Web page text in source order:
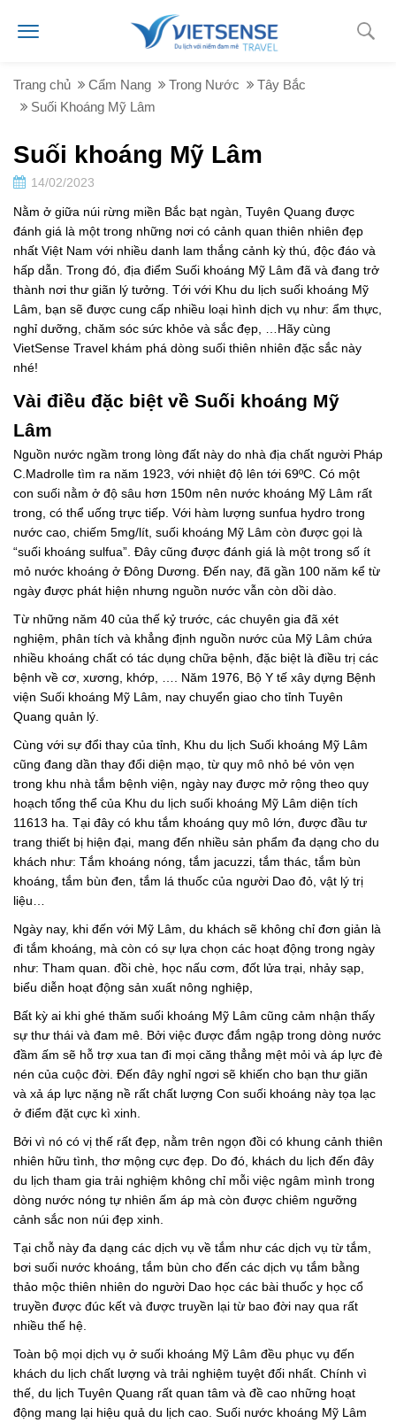
Trang chủ Cẩm Nang Trong Nước
Tây Bắc
Suối Khoáng Mỹ Lâm
Suối khoáng Mỹ Lâm
14/02/2023
Nằm ở giữa núi rừng miền Bắc bạt ngàn, Tuyên Quang được
đánh giá là một trong những nơi có cảnh quan thiên nhiên đẹp
nhất Việt Nam với nhiều danh lam thắng cảnh kỳ thú, độc đáo và
hấp dẫn. Trong đó, địa điểm Suối khoáng Mỹ Lâm đã và đang trở
thành nơi thư giãn lý tưởng. Tới với Khu du lịch suối khoáng Mỹ
Lâm, bạn sẽ được cung cấp nhiều loại hình dịch vụ như: ẩm thực,
nghỉ dưỡng, chăm sóc sức khỏe và sắc đẹp, …Hãy cùng
VietSense Travel khám phá dòng suối thiên nhiên đặc sắc này
nhé!
Vài điều đặc biệt về Suối khoáng Mỹ
Lâm
Nguồn nước ngầm trong lòng đất này do nhà địa chất người Pháp
C.Madrolle tìm ra năm 1923, với nhiệt độ lên tới 69ºC. Có một
con suối nằm ở độ sâu hơn 150m nên nước khoáng Mỹ Lâm rất
trong, có thể uống trực tiếp. Với hàm lượng sunfua hydro trong
nước cao, chiếm 5mg/lít, suối khoáng Mỹ Lâm còn được gọi là
“suối khoáng sulfua”. Đây cũng được đánh giá là một trong số ít
mỏ nước khoáng ở Đông Dương. Đến nay, đã gần 100 năm kể từ
ngày được phát hiện nhưng nguồn nước vẫn còn dồi dào.
Từ những năm 40 của thế kỷ trước, các chuyên gia đã xét
nghiệm, phân tích và khẳng định nguồn nước của Mỹ Lâm chứa
nhiều khoáng chất có tác dụng chữa bệnh, đặc biệt là điều trị các
bệnh về cơ, xương, khớp, …. Năm 1976, Bộ Y tế xây dựng Bệnh
viện Suối khoáng Mỹ Lâm, nay chuyển giao cho tỉnh Tuyên
Quang quản lý.
Cùng với sự đổi thay của tỉnh, Khu du lịch Suối khoáng Mỹ Lâm
cũng đang dần thay đổi diện mạo, từ quy mô nhỏ bé vỏn vẹn
trong khu nhà tắm bệnh viện, ngày nay được mở rộng theo quy
hoạch tổng thể của Khu du lịch suối khoáng Mỹ Lâm diện tích
11613 ha. Tại đây có khu tắm khoáng quy mô lớn, được đầu tư
trang thiết bị hiện đại, mang đến nhiều sản phẩm đa dạng cho du
khách như: Tắm khoáng nóng, tắm jacuzzi, tắm thác, tắm bùn
khoáng, tắm bùn đen, tắm lá thuốc của người Dao đỏ, vật lý trị
liệu…
Ngày nay, khi đến với Mỹ Lâm, du khách sẽ không chỉ đơn giản là
đi tắm khoáng, mà còn có sự lựa chọn các hoạt động trong ngày
như: Tham quan. đồi chè, học nấu cơm, đốt lửa trại, nhảy sạp,
biểu diễn hoạt động sản xuất nông nghiệp,
Bất kỳ ai khi ghé thăm suối khoáng Mỹ Lâm cũng cảm nhận thấy
sự thư thái và đam mê. Bởi việc được đắm ngập trong dòng nước
đầm ấm sẽ hỗ trợ xua tan đi mọi căng thẳng mệt mỏi và áp lực đè
nén của cuộc đời. Đến đây nghỉ ngơi sẽ khiến cho bạn thư giãn
và xả áp lực nặng nề rất chất lượng Con suối khoáng này tọa lạc
ở điểm đặt cực kì xinh.
Bởi vì nó có vị thế rất đẹp, nằm trên ngọn đồi có khung cảnh thiên
nhiên hữu tình, thơ mộng cực đẹp. Do đó, khách du lịch đến đây
du lịch tham gia trải nghiệm không chỉ mỗi việc ngâm mình trong
dòng nước nóng tự nhiên ấm áp mà còn được chiêm ngưỡng
cảnh sắc non núi đẹp xinh.
Tại chỗ này đa dạng các dịch vụ về tắm như các dịch vụ từ tắm,
bơi suối nước khoáng, tắm bùn cho đến các dịch vụ tắm bằng
thảo mộc thiên nhiên do người Dao học các bài thuốc y học cổ
truyền được đúc kết và được truyền lại từ bao đời nay qua rất
nhiều thế hệ.
Toàn bộ mọi dịch vụ ở suối khoáng Mỹ Lâm đều phục vụ đến
khách du lịch chất lượng và trải nghiệm tuyệt đối nhất. Chính vì
thế, du lịch Tuyên Quang rất quan tâm và đề cao những hoạt
động mang lại hiệu quả du lịch cao. Suối nước khoáng Mỹ Lâm